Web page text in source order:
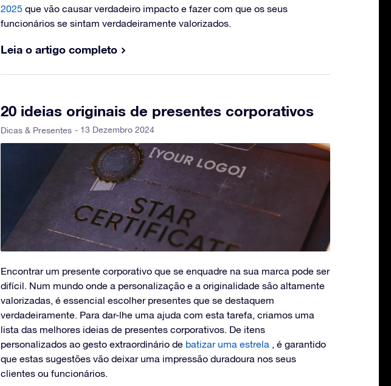
2025 que vão causar verdadeiro impacto e fazer com que os seus
funcionários se sintam verdadeiramente valorizados.
Leia o artigo completo
20 ideias originais de presentes corporativos
Dicas & Presentes - 13 Dezembro 2024
Encontrar um presente corporativo que se enquadre na sua marca pode ser
difícil. Num mundo onde a personalização e a originalidade são altamente
valorizadas, é essencial escolher presentes que se destaquem
verdadeiramente. Para dar-lhe uma ajuda com esta tarefa, criamos uma
lista das melhores ideias de presentes corporativos. De itens
personalizados ao gesto extraordinário de batizar uma estrela , é garantido
que estas sugestões vão deixar uma impressão duradoura nos seus
clientes ou funcionários.